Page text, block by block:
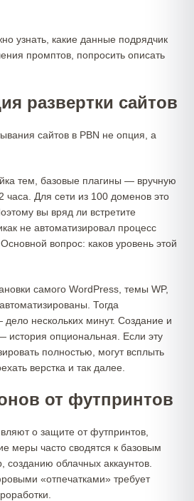
узнать, какие данные подрядчик
промптов, попросить описать
развертки сайтов
сайтов в PBN не опция, а
тем, базовые плагины — вручную
часа. Для сети из 100 доменов это
вы вряд ли встретите
не автоматизировал процесс
вопрос: каков уровень этой
самого WordPress, темы WP,
Тогда
нескольких минут. Создание и
история опциональная. Если эту
полностью, могут всплыть
верстка и так далее.
от футпринтов
о защите от футпринтов,
меры часто сводятся к базовым
облачных аккаунтов.
«отпечатками» требует